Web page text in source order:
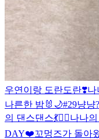
우연이랑 도란도란❣️나
나른한 밤🐰🌙#29냥냥
의 댄스댄스💃❤️‍🔥나나
DAY❤️꼬멍즈가 돌아